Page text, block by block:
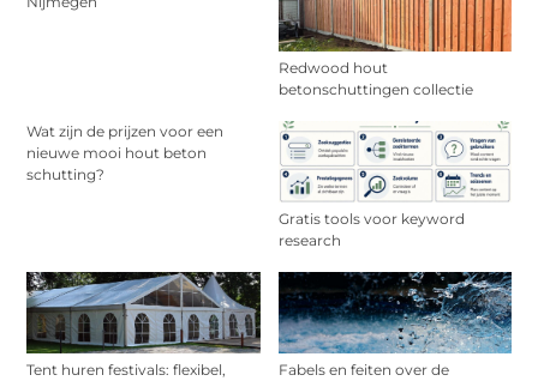
Redwood hout
betonschuttingen collectie
Wat zijn de prijzen voor een
nieuwe mooi hout beton
schutting?
Gratis tools voor keyword
research
Tent huren festivals: flexibel,
Fabels en feiten over de